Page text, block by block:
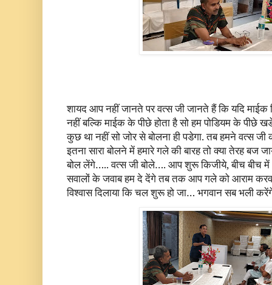
शायद आप नहीं जानते पर वत्स जी जानते हैं कि यदि माईक
नहीं बल्कि माईक के पीछे होता है सो हम पोडियम के पीछे
कुछ था नहीं सो जोर से बोलना ही पडेगा. तब हमने वत्स जी
इतना सारा बोलने में हमारे गले की बारह तो क्या तेरह
बोल लेंगे….. वत्स जी बोले…. आप शुरू किजीये, बीच बीच
सवालों के जवाब हम दे देंगे तब तक आप गले को आराम
विश्वास दिलाया कि चल शुरू हो जा… भगवान सब भली